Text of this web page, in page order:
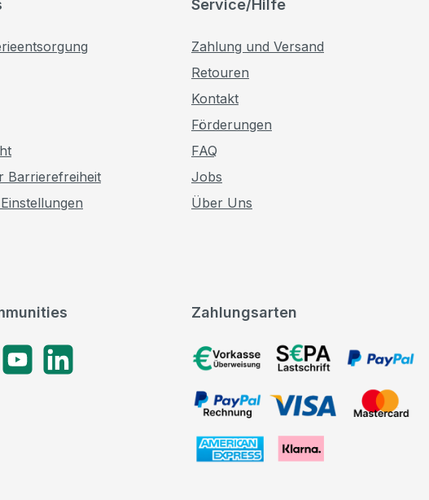
Barrierefreiheit
Service/Hilfe
Zahlung und Versand
Retouren
Kontakt
Förderungen
FAQ
Jobs
Über Uns
Zahlungsarten
Vorkasse, SEPA-Lastschrift, PayPal
PayPal Rechnung, VISA, Mastercard
YouTubeLinkedIn